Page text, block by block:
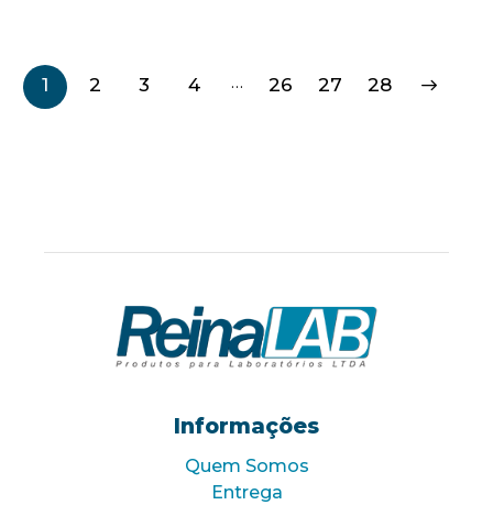
1 2 3 4 … 26 27 28
→
Informações
Quem Somos
Entrega